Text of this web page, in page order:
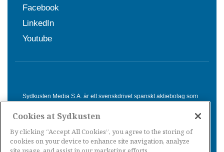
Facebook
LinkedIn
Youtube
Sydkusten Media S.A. är ett svenskdrivet spanskt aktiebolag som
Spanien. Genom nyhetsbevakning av hela Spanien, med bas på
informationsförmedling för svenskar i Spanien.
Cookies at Sydkusten
By clicking “Accept All Cookies”, you agree to the storing of
cookies on your device to enhance site navigation, analyze